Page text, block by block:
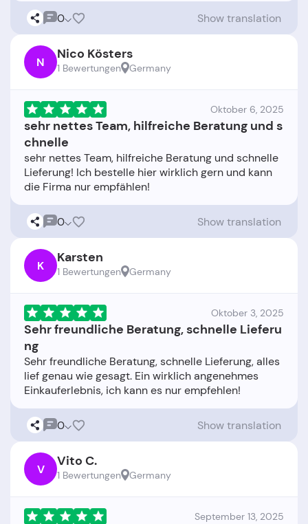
0 Show translation
N Nico Kösters
1 Bewertungen Germany
Oktober 6, 2025
sehr nettes Team, hilfreiche Beratung und s
chnelle
sehr nettes Team, hilfreiche Beratung und schnelle
Lieferung! Ich bestelle hier wirklich gern und kann
0 Show translation
K Karsten
1 Bewertungen Germany
Oktober 3, 2025
Sehr freundliche Beratung, schnelle Lieferu
ng
Sehr freundliche Beratung, schnelle Lieferung, alles
lief genau wie gesagt. Ein wirklich angenehmes
0 Show translation
V Vito C.
1 Bewertungen Germany
September 13, 2025